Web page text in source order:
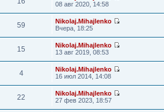
08 авг 2020, 14:58
59
Nikolaj.Mihajlenko
Вчера, 18:25
15
Nikolaj.Mihajlenko
13 авг 2019, 08:53
4
Nikolaj.Mihajlenko
16 июл 2014, 14:08
22
Nikolaj.Mihajlenko
27 фев 2023, 18:57